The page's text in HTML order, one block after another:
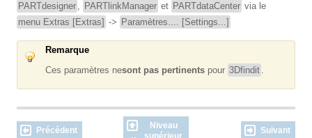
PARTdesigner , PARTlinkManager et PARTdataCenter via le
menu Extras [Extras] -> Paramètres.... [Settings...]
Remarque
Ces paramètres nesont pas pertinents pour 3Dfindit .
Précédent
Niveau
supérieur
Suivant